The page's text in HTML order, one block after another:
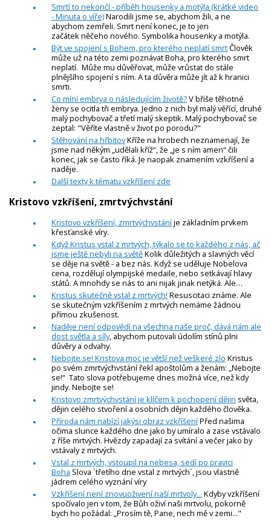
Smrtí to nekončí - příběh housenky a motýla (krátké video
- Minuta o víře)Narodili jsme se, abychom žili, a ne
abychom zemřeli. Smrt není konec, je to jen
začátek něčeho nového. Symbolika housenky a motýla.
Být ve spojení s Bohem, pro kterého neplatí smrtČlověk
může už na této zemi poznávat Boha, pro kterého smrt
neplatí. Může mu důvěřovat, může vrůstat do stále
plnějšího spojení s ním. A ta důvěra může jít až k hranici
smrti.
Co míní embrya o následujícím životě?V břiše těhotné
ženy se ocitla tři embrya. Jedno z nich byl malý věřící, druhé
malý pochybovač a třetí malý skeptik. Malý pochybovač se
zeptal: "Věříte vlastně v život po porodu?"
Stěhování na hřbitovKříže na hrobech neznamenají, že
jsme nad někým „udělali kříž“, že „je s ním amen“ čili
konec, jak se často říká. Je naopak znamením vzkříšení a
naděje.
Další texty k tématu vzkříšení zde
Kristovo vzkříšení, zmrtvýchvstání
Kristovo vzkříšení, zmrtvýchvstáníje základním prvkem
křesťanské víry.
Když Kristus vstal z mrtvých, týkalo se to každého z nás, ač
jsme ještě nebyli na světěKolik důležitých a slavných věcí
se děje na světě - a bez nás. Když se uděluje Nobelova
cena, rozdělují olympijské medaile, nebo setkávají hlavy
států. A mnohdy se nás to ani nijak jinak netýká. Ale…
Kristus skutečně vstal z mrtvých! Resuscitaci známe. Ale
se skutečným vzkříšením z mrtvých nemáme žádnou
přímou zkušenost.
Naděje není odpovědí na všechna naše proč, dává nám ale
dost světla a síly, abychom putovali údolím stínů plni
důvěry a odvahy.
Nebojte se! Kristova moc je větší než veškeré zlo Kristus
po svém zmrtvýchvstání řekl apoštolům a ženám: „Nebojte
se!“ Tato slova potřebujeme dnes možná více, než kdy
jindy. Nebojte se!
Kristovo zmrtvýchvstání je klíčem k pochopení dějin světa,
dějin celého stvoření a osobních dějin každého člověka.
Příroda nám nabízí jakýsi obraz vzkříšeníPřed našima
očima slunce každého dne jako by umíralo a zase vstávalo
z říše mrtvých. Hvězdy zapadají za svítání a večer jako by
vstávaly z mrtvých.
Vstal z mrtvých, vstoupil na nebesa, sedí po pravici
Boha Slova ´třetího dne vstal z mrtvých´, jsou vlastně
jádrem celého vyznání víry
Vzkříšení není znovuoživení naší mrtvoly... Kdyby vzkříšení
spočívalo jen v tom, že Bůh oživí naši mrtvolu, pokorně
bych ho požádal: „Prosím tě, Pane, nech mě v zemi..."